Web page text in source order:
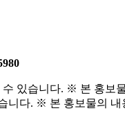
있습니다. ※ 본 홍보
니다. ※ 본 홍보물의 내